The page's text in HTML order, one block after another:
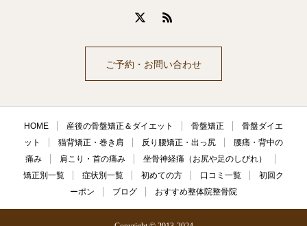
ご予約・お問い合わせ
HOME 産後の骨盤矯正＆ダイエット 骨盤矯正
骨盤ダイエ
ット
猫背矯正・巻き肩 反り腰矯正・出っ尻
腰痛・背中の
痛み
肩こり・首の痛み
坐骨神経痛（お尻や足のしびれ）
矯正別一覧
症状別一覧 初めての方 口コミ一覧
初回ク
ーポン
ブログ おすすめ整体院整骨院